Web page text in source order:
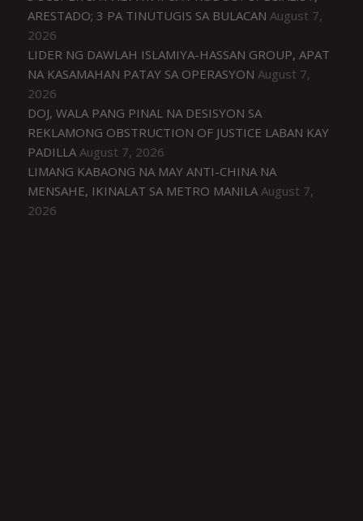
ARESTADO; 3 PA TINUTUGIS SA BULACAN August 7,
2026
LIDER NG DAWLAH ISLAMIYA-HASSAN GROUP, APAT
NA KASAMAHAN PATAY SA OPERASYON August 7,
2026
DOJ, WALA PANG PINAL NA DESISYON SA
REKLAMONG OBSTRUCTION OF JUSTICE LABAN KAY
PADILLA August 7, 2026
LIMANG KABAONG NA MAY ANTI-CHINA NA
MENSAHE, IKINALAT SA METRO MANILA August 7,
2026